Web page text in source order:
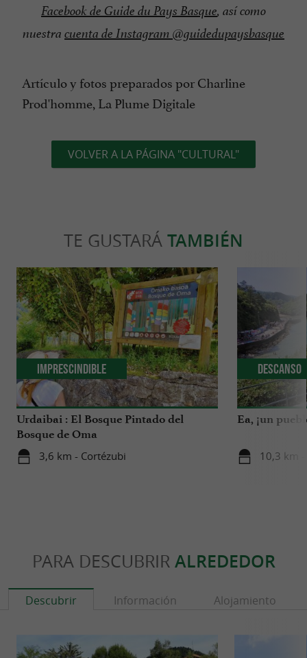
Facebook de Guide du Pays Basque, así como
nuestra cuenta de Instagram @guidedupaysbasque
Artículo y fotos preparados por Charline
Prod'homme, La Plume Digitale
VOLVER A LA PÁGINA "CULTURAL"
TE GUSTARÁ TAMBIÉN
Urdaibai : El Bosque Pintado del
Bosque de Oma
3,6 km - Cortézubi
Imprescindible
Ea, ¡un
10,3 km -
Descanso
PARA DESCUBRIR ALREDEDOR
Descubrir Información Alojamiento